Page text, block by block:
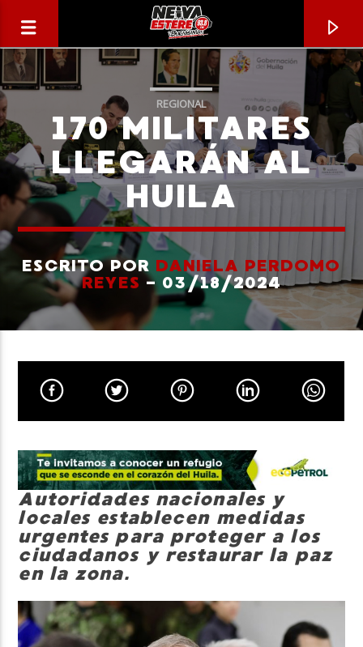
CANCIÓN ACTUAL
TÍTULO
Neiva Estereo
REGIONAL
170 MILITARES
LLEGARÁN AL
HUILA
ESCRITO POR DANIELA PERDOMO
REYES - 03/18/2024
Autoridades nacionales y
locales establecen medidas
urgentes para proteger a los
ciudadanos y restaurar la paz
en la zona.